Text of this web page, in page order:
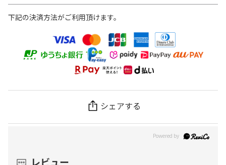
下記の決済方法がご利用頂けます。
シェアする
レビュー